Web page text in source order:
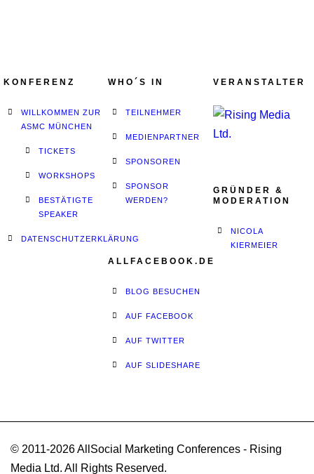
KONFERENZ
WILLKOMMEN ZUR
ASMC MÜNCHEN
TICKETS
WORKSHOPS
BESTÄTIGTE
SPEAKER
DATENSCHUTZERKLÄRUNG
WHO´S IN
TEILNEHMER
MEDIENPARTNER
SPONSOREN
SPONSOR
WERDEN?
ALLFACEBOOK.DE
BLOG BESUCHEN
AUF FACEBOOK
AUF TWITTER
AUF SLIDESHARE
VERANSTALTER
GRÜNDER &
MODERATION
NICOLA
KIERMEIER
© 2011-2026 AllSocial Marketing Conferences - Rising
Media Ltd. All Rights Reserved.